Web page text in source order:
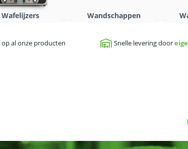
Wafelijzers Wandschappen
op al onze producten Snelle levering door